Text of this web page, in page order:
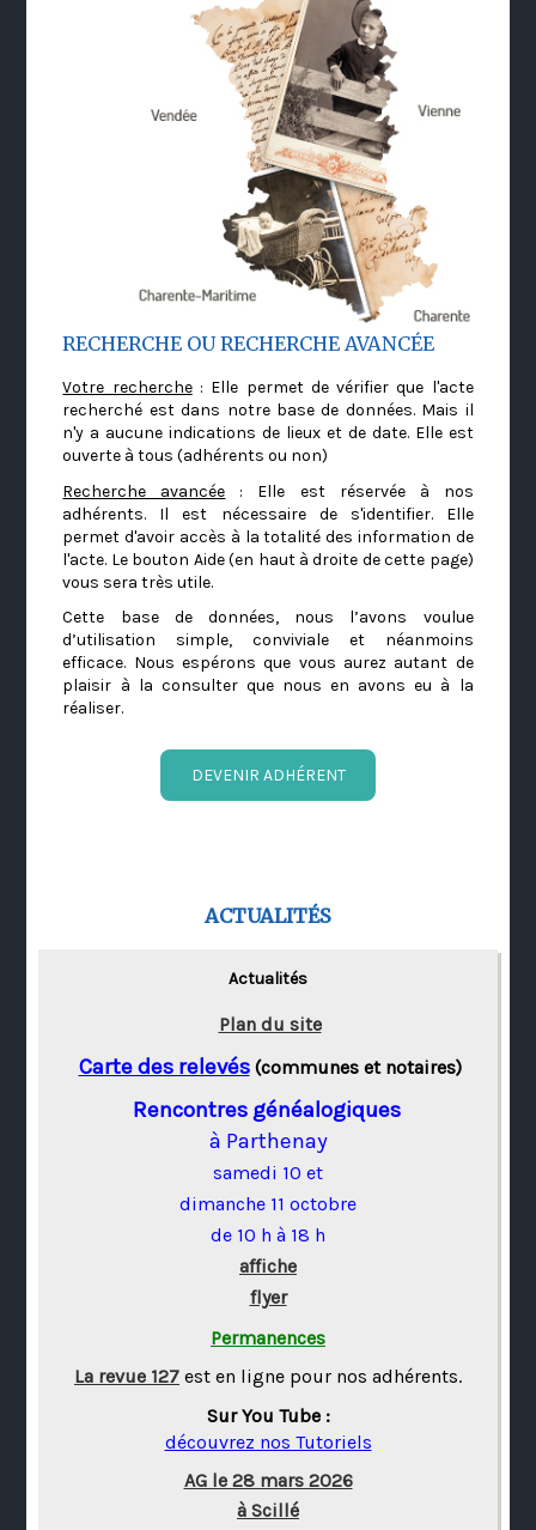
RECHERCHE OU RECHERCHE AVANCÉE
Votre recherche: Elle permet de vérifier que l'acte
recherché est dans notre base de données. Mais il
n'y a aucune indications de lieux et de date. Elle est
ouverte à tous (adhérents ou non)
Recherche avancée : Elle est réservée à nos
adhérents. Il est nécessaire de s'identifier. Elle
permet d'avoir accès à la totalité des information de
l'acte. Le bouton Aide (en haut à droite de cette page)
vous sera très utile.
Cette base de données, nous l’avons voulue
d’utilisation simple, conviviale et néanmoins
efficace. Nous espérons que vous aurez autant de
plaisir à la consulter que nous en avons eu à la
réaliser.
DEVENIR ADHÉRENT
ACTUALITÉS
Actualités
Plan du site
Carte des relevés(communes et notaires)
Rencontres généalogiques
à Parthenay
samedi 10 et
dimanche 11 octobre
de 10 h à 18 h
affiche
flyer
Permanences
La revue 127 est en ligne pour nos adhérents.
Sur You Tube :
découvrez nos Tutoriels
AG le 28 mars 2026
à Scillé